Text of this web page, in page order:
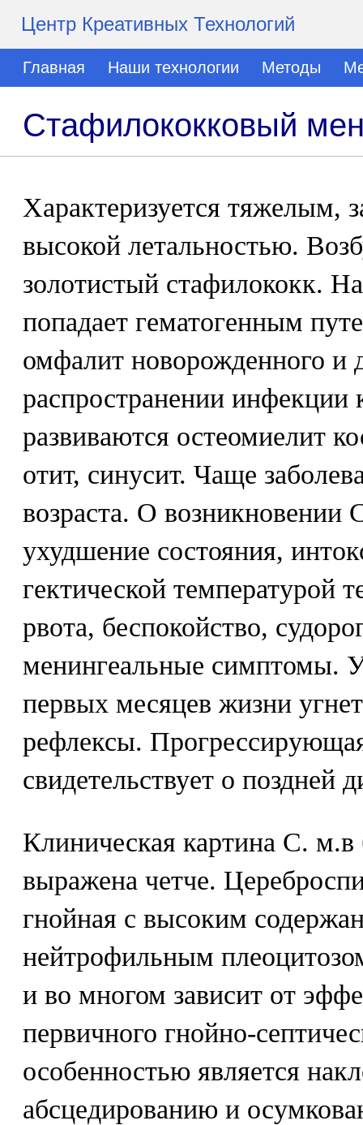
Центр Креативных Технологий
Главная Наши технологии Методы
Стафилококковый
Характеризуется тяжелым,
высокой летальностью.
золотистый стафилококк.
попадает гематогенным
омфалит новорожденного и
распространении инфекции
развиваются остеомиелит
отит, синусит. Чаще
возраста. О возникновении
ухудшение состояния,
гектической температурой
рвота, беспокойство,
менингеальные симптомы.
первых месяцев жизни
рефлексы.
свидетельствует о поздней
Клиническая картина С. м.в
выражена четче.
гнойная с высоким
нейтрофильным
и во многом зависит от
первичного гнойно-
особенностью является
абсцедированию и